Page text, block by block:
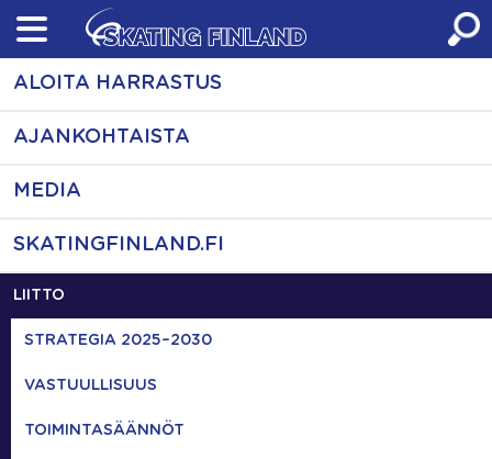
Skip
content
ALOITA HARRASTUS
AJANKOHTAISTA
MEDIA
SKATINGFINLAND.FI
LIITTO
STRATEGIA 2025–2030
VASTUULLISUUS
TOIMINTASÄÄNNÖT